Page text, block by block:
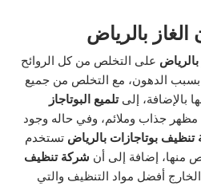
بالرياض
على التخلص من كل الروائح
بسبب الدهون، مع التخلص من جميع
بالإضافة، إلىتلميع البوتاجاز
جذاب وملائم، وفي حاله وجود
بوتاجازات بالرياضتستخدم
منها، إضافة إلى أن شركة تنظيف
أفضل مواد التنظيف والتي